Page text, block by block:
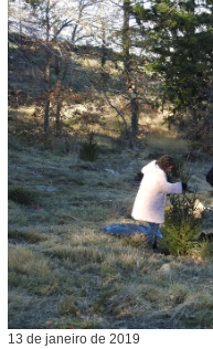
13 de janeiro de 2019